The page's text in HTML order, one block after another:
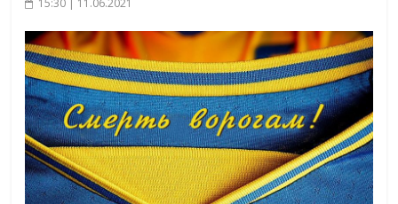
15:30 | 11.06.2021